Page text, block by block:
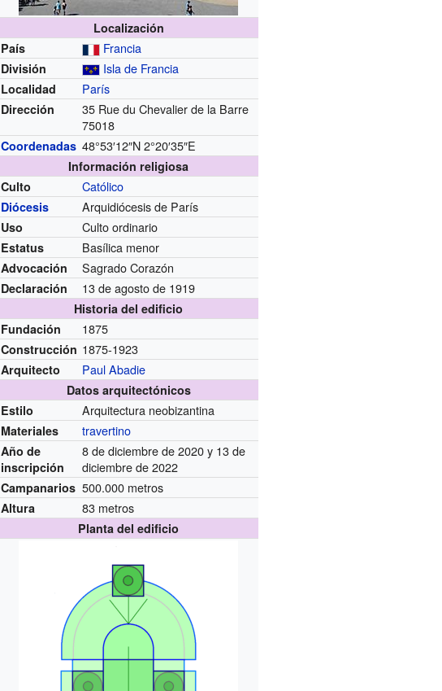
Localización
País
Francia
División Isla de Francia
Localidad París
Dirección
35 Rue du Chevalier de la Barre
75018
Coordenadas 48°53′12″N 2°20′35″E
Información religiosa
Culto
Católico
Diócesis Arquidiócesis de París
Uso Culto ordinario
Estatus Basílica menor
Advocación Sagrado Corazón
Declaración 13 de agosto de 1919
Historia del edificio
Fundación
1875
Construcción 1875-1923
Arquitecto Paul Abadie
Datos arquitectónicos
Estilo
Arquitectura neobizantina
Materiales travertino
Año de
inscripción
8 de diciembre de 2020 y 13 de
diciembre de 2022
Campanarios 500.000 metros
Altura 83 metros
Planta del edificio